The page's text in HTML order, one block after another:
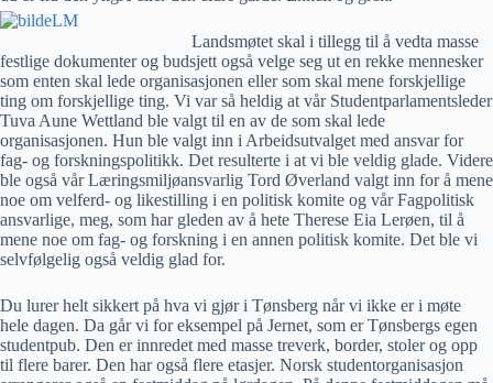
Landsmøtet skal i tillegg til å vedta masse
festlige dokumenter og budsjett også velge seg ut en rekke mennesker
som enten skal lede organisasjonen eller som skal mene forskjellige
ting om forskjellige ting. Vi var så heldig at vår Studentparlamentsleder
Tuva Aune Wettland ble valgt til en av de som skal lede
organisasjonen. Hun ble valgt inn i Arbeidsutvalget med ansvar for
fag- og forskningspolitikk. Det resulterte i at vi ble veldig glade. Videre
ble også vår Læringsmiljøansvarlig Tord Øverland valgt inn for å mene
noe om velferd- og likestilling i en politisk komite og vår Fagpolitisk
ansvarlige, meg, som har gleden av å hete Therese Eia Lerøen, til å
mene noe om fag- og forskning i en annen politisk komite. Det ble vi
selvfølgelig også veldig glad for.
Du lurer helt sikkert på hva vi gjør i Tønsberg når vi ikke er i møte
hele dagen. Da går vi for eksempel på Jernet, som er Tønsbergs egen
studentpub. Den er innredet med masse treverk, border, stoler og opp
til flere barer. Den har også flere etasjer. Norsk studentorganisasjon